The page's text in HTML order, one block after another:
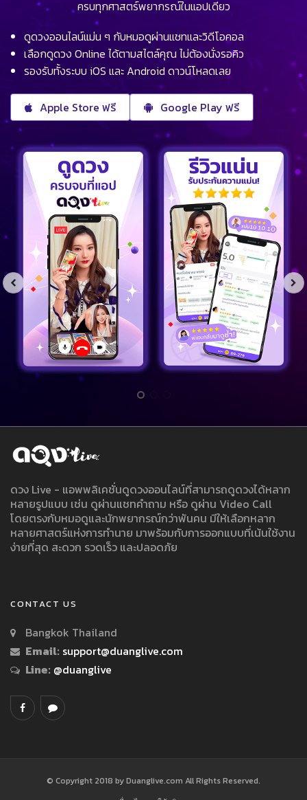
ครบทุกศาสตร์พยากรณ์ในแอปเดียว
ดูดวงออนไลน์แม่น ๆ กับหมอดูผ่านแชทและวิดีโอคอล
เลือกดูดวง Online ได้ตามสไตล์คุณ ไม่ต้องนั่งรอคิว
รองรับทั้งระบบ iOS และ Android ดาวน์โหลดเลย
Apple Store ฟรี Google Play ฟรี
ดวง Live - แอพพลิเคชั่นดูดวงออนไลน์ที่สามารถดูดวงได้หลาก
หลายรูปแบบ เช่น ดูผ่านแชทคำถาม หรือ ดูผ่าน Video Call
โดยตรงกับหมอดูและนักพยากรณ์กว่าพันคน มีให้เลือกหลาก
หลายศาสตร์แห่งการทำนาย มาพร้อมกับการออกแบบที่เน้นใช้งาน
ง่ายที่สุด สะดวก รวดเร็ว และปลอดภัย
CONTACT US
Bangkok Thailand
Email: support@duanglive.com
Line: @duanglive
© Copyright 2018 by Duanglive.com All Rights Reserved.